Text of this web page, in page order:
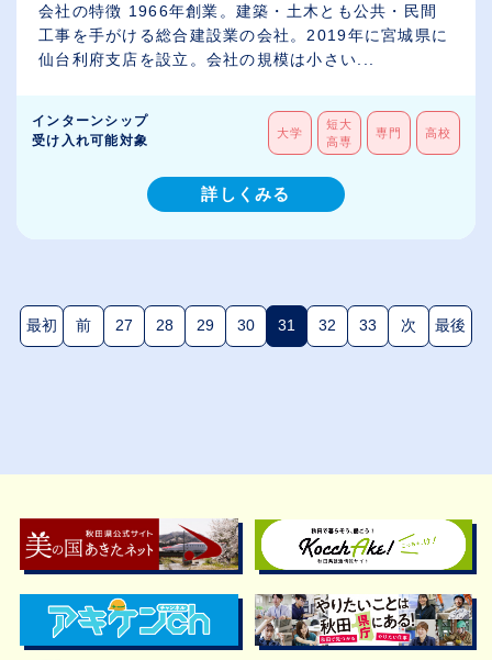
会社の特徴 1966年創業。建築・土木とも公共・民間
工事を手がける総合建設業の会社。2019年に宮城県に
仙台利府支店を設立。会社の規模は小さい...
インターンシップ
受け入れ可能対象
大学
短大
高専
専門 高校
詳しくみる
最初 前 27 28 29 30 31(現在のページ)
32 33 次 最後